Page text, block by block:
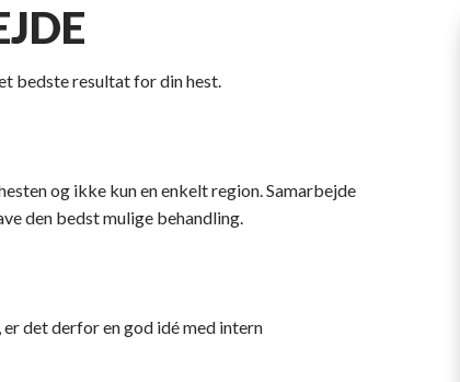
bedste resultat for din hest.
og ikke kun en enkelt region. Samarbejde
den bedst mulige behandling.
er det derfor en god idé med intern